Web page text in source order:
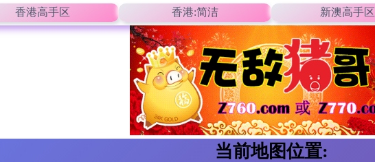
香港高手区 香港:简洁 新澳高手区
当前地图位置: